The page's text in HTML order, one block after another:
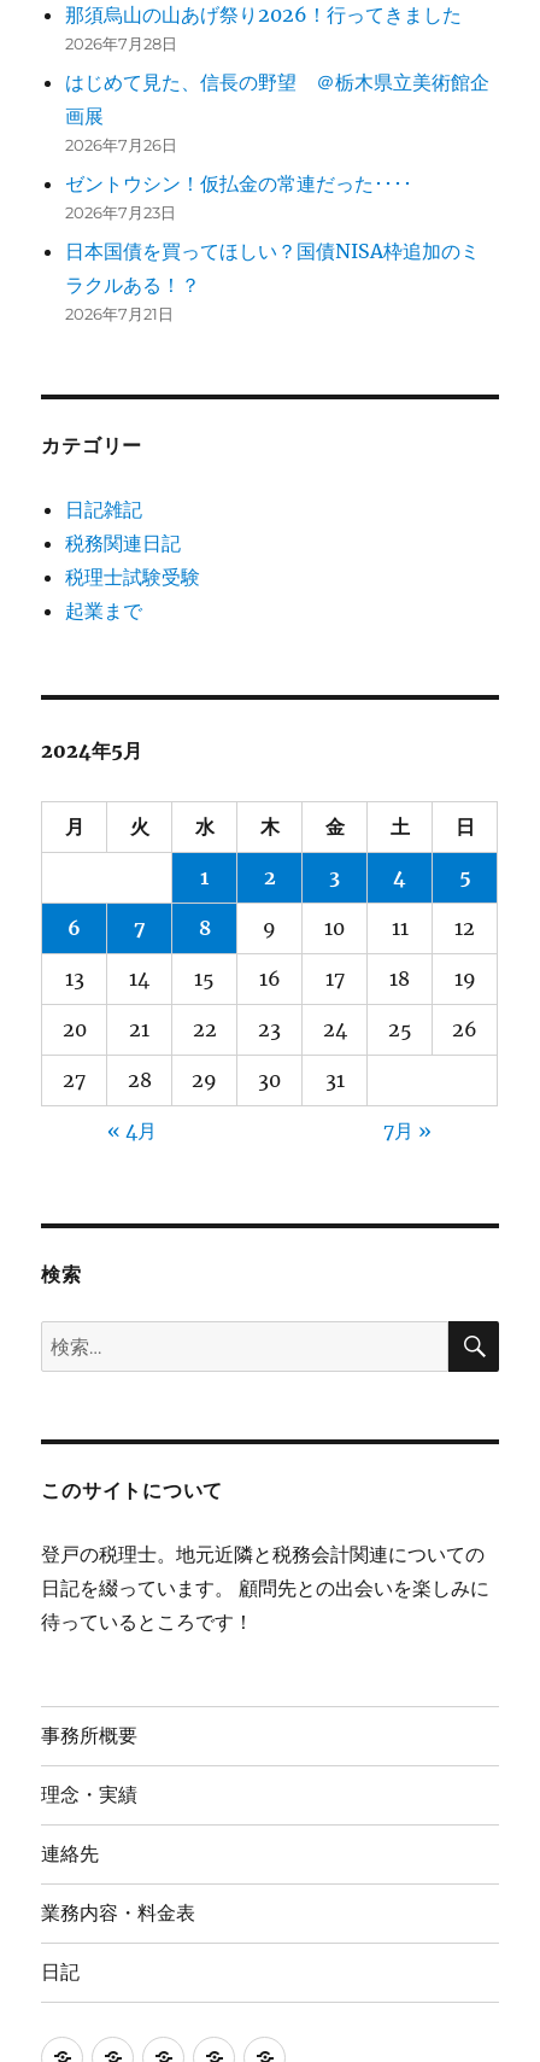
那須烏山の山あげ祭り2026！行ってきました
2026年7月28日
はじめて見た、信長の野望 ＠栃木県立美術館企
画展
2026年7月26日
ゼントウシン！仮払金の常連だった････
2026年7月23日
日本国債を買ってほしい？国債NISA枠追加のミ
ラクルある！？
2026年7月21日
カテゴリー
日記雑記
税務関連日記
税理士試験受験
起業まで
2024年5月
月 火 水 木 金 土 日
1 2 3 4 5
6 7 8 9 10 11 12
13 14 15 16 17 18 19
20 21 22 23 24 25 26
27 28 29 30 31
« 4月 7月 »
検索
検
索:
検
このサイトについて
登戸の税理士。地元近隣と税務会計関連についての
日記を綴っています。 顧問先との出会いを楽しみに
待っているところです！
事務所概要
理念・実績
連絡先
業務内容・料金表
日記
事 理 連 業 日